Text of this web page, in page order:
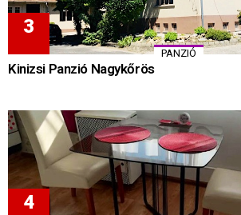
PANZIÓ
Kinizsi Panzió Nagykőrös